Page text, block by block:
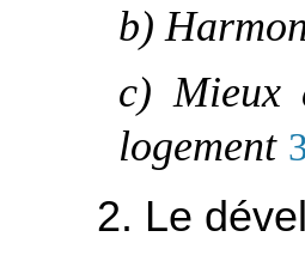
b)
c) Mieux
logement
2. Le